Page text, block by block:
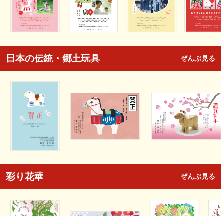
日本の伝統・郷土玩具 ぜんぶ見る
彩り花華 ぜんぶ見る